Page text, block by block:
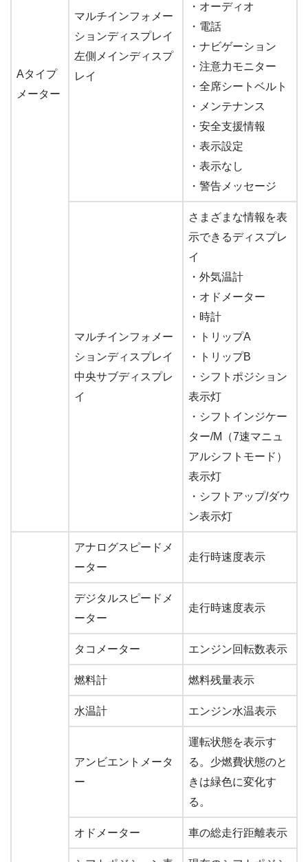
Aタイプ
メーター
マルチインフォメー
ションディスプレイ
左側メインディスプ
レイ
・オーディオ
・電話
・ナビゲーション
・注意力モニター
・全席シートベルト
・メンテナンス
・安全支援情報
・表示設定
・表示なし
・警告メッセージ
マルチインフォメー
ションディスプレイ
中央サブディスプレ
イ
さまざまな情報を表
示できるディスプレ
イ
・外気温計
・オドメーター
・時計
・トリップA
・トリップB
・シフトポジション
表示灯
・シフトインジケー
ター/M（7速マニュ
アルシフトモード）
表示灯
・シフトアップ/ダウ
ン表示灯
アナログスピードメ
ーター
走行時速度表示
デジタルスピードメ
ーター
走行時速度表示
タコメーター エンジン回転数表示
燃料計 燃料残量表示
水温計 エンジン水温表示
アンビエントメータ
ー
運転状態を表示す
る。少燃費状態のと
きは緑色に変化す
る。
オドメーター 車の総走行距離表示